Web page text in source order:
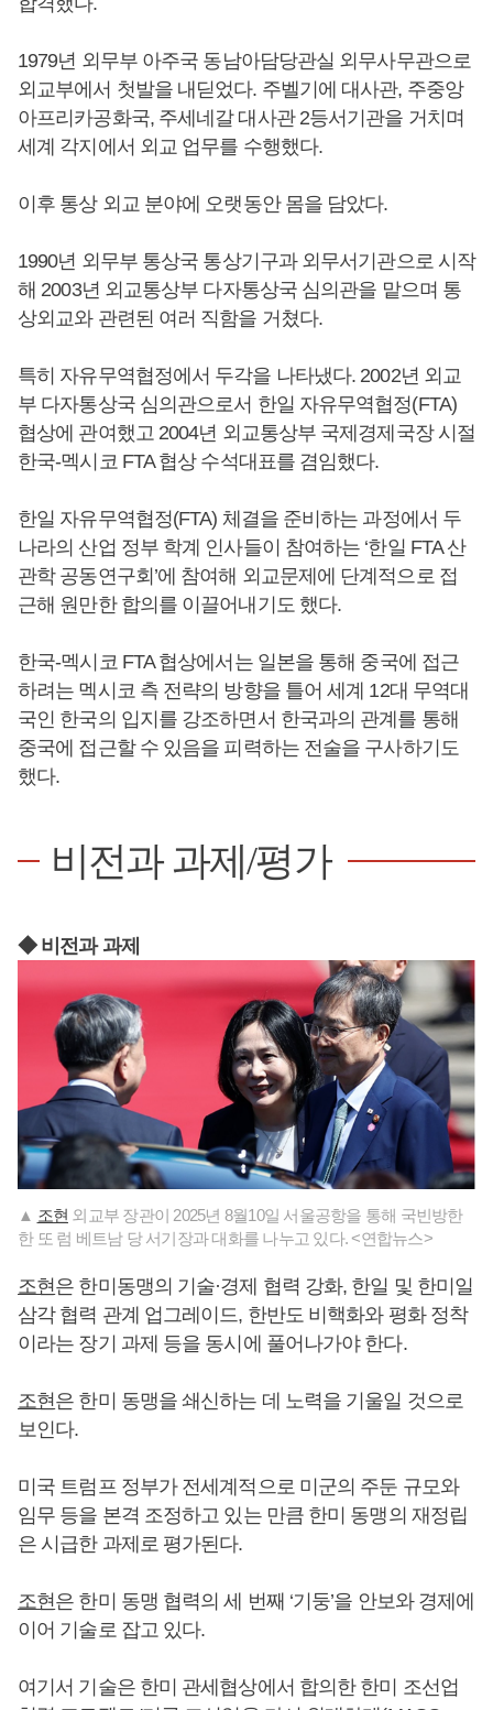
1979년 외무부 아주국 동남아담당관실 외무사무관으로
외교부에서 첫발을 내딛었다. 주벨기에 대사관, 주중앙
아프리카공화국, 주세네갈 대사관 2등서기관을 거치며
세계 각지에서 외교 업무를 수행했다.
이후 통상 외교 분야에 오랫동안 몸을 담았다.
1990년 외무부 통상국 통상기구과 외무서기관으로 시작
해 2003년 외교통상부 다자통상국 심의관을 맡으며 통
상외교와 관련된 여러 직함을 거쳤다.
특히 자유무역협정에서 두각을 나타냈다. 2002년 외교
부 다자통상국 심의관으로서 한일 자유무역협정(FTA)
협상에 관여했고 2004년 외교통상부 국제경제국장 시절
한국-멕시코 FTA 협상 수석대표를 겸임했다.
한일 자유무역협정(FTA) 체결을 준비하는 과정에서 두
나라의 산업 정부 학계 인사들이 참여하는 ‘한일 FTA 산
관학 공동연구회’에 참여해 외교문제에 단계적으로 접
근해 원만한 합의를 이끌어내기도 했다.
한국-멕시코 FTA 협상에서는 일본을 통해 중국에 접근
하려는 멕시코 측 전략의 방향을 틀어 세계 12대 무역대
국인 한국의 입지를 강조하면서 한국과의 관계를 통해
중국에 접근할 수 있음을 피력하는 전술을 구사하기도
했다.
비전과 과제/평가
◆ 비전과 과제
▲ 조현 외교부 장관이 2025년 8월10일 서울공항을 통해 국빈방한
한 또 럼 베트남 당 서기장과 대화를 나누고 있다. <연합뉴스>
조현은 한미동맹의 기술·경제 협력 강화, 한일 및 한미일
삼각 협력 관계 업그레이드, 한반도 비핵화와 평화 정착
이라는 장기 과제 등을 동시에 풀어나가야 한다.
조현은 한미 동맹을 쇄신하는 데 노력을 기울일 것으로
보인다.
미국 트럼프 정부가 전세계적으로 미군의 주둔 규모와
임무 등을 본격 조정하고 있는 만큼 한미 동맹의 재정립
은 시급한 과제로 평가된다.
조현은 한미 동맹 협력의 세 번째 ‘기둥’을 안보와 경제에
이어 기술로 잡고 있다.
여기서 기술은 한미 관세협상에서 합의한 한미 조선업